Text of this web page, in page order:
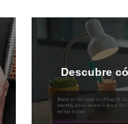
Descubre